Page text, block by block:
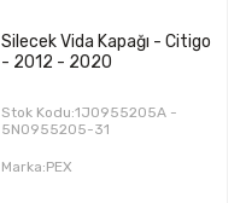
Silecek Vida Kapağı - Citigo
- 2012 - 2020
Stok Kodu:1J0955205A -
5N0955205-31
Marka:PEX